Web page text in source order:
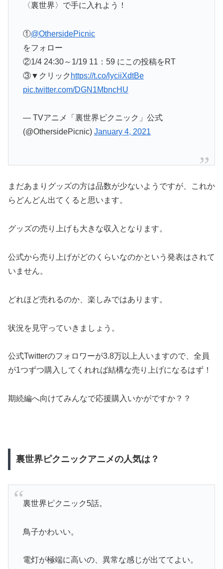
〈裏世界〉で手に入れよう！
①@OthersidePicnic
をフォロー
②1/4 24:30～1/19 11：59 にこの投稿をRT
③▼クリック https://t.co/lyciiXdtBe
pic.twitter.com/DGN1MbncHU
— TVアニメ「裏世界ピクニック」公式
(@OthersidePicnic) January 4, 2021
まだあまりグッズの方は品数が少ないようですが、これか
らどんどん出てくると思います。
グッズの売り上げも大きな収入となります。
公式から売り上げがどのくらいなのかという発表はされて
いません。
どれほど売れるのか、楽しみではあります。
状況を見守っていきましょう。
公式Twitterのフォロワーが3.8万以上人いますので、全員
が1つずつ購入してくれれば結構な売り上げになるはず！
期続編へ向けてみんなで応援購入いかがですか？？
裏世界ピクニックアニメの人気は？
裏世界ピクニック5話。
鳥子かわいい。
電灯が極端に高いの、異常な感じが出ててよい。